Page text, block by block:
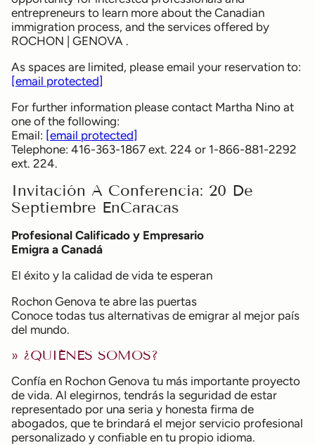
entrepreneurs to learn more about the Canadian
immigration process, and the services offered by
ROCHON | GENOVA .
As spaces are limited, please email your reservation to:
[email protected]
For further information please contact Martha Nino at
one of the following:
Email: [email protected]
Telephone: 416-363-1867 ext. 224 or 1-866-881-2292
ext. 224.
Invitación A Conferencia: 20 De
Septiembre EnCaracas
Profesional Calificado y Empresario
Emigra a Canadá
El éxito y la calidad de vida te esperan
Rochon Genova te abre las puertas
Conoce todas tus alternativas de emigrar al mejor país
del mundo.
» ¿QUIÉNES SOMOS?
Confía en Rochon Genova tu más importante proyecto
de vida. Al elegirnos, tendrás la seguridad de estar
representado por una seria y honesta firma de
abogados, que te brindará el mejor servicio profesional
personalizado y confiable en tu propio idioma.